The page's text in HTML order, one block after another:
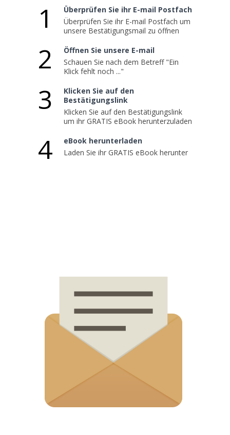
1
Überprüfen Sie ihr E-mail Postfach
Überprüfen Sie ihr E-mail Postfach um
unsere Bestätigungsmail zu öffnen
2
Öffnen Sie unsere E-mail
Schauen Sie nach dem Betreff "Ein
Klick fehlt noch ..."
3
Klicken Sie auf den
Bestätigungslink
Klicken Sie auf den Bestätigungslink
um ihr GRATIS eBook herunterzuladen
4
eBook herunterladen
Laden Sie ihr GRATIS eBook herunter